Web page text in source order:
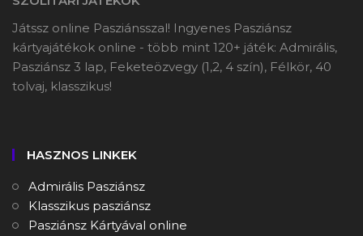
Játssz online Pasziánsszal! Ingyenes Pasziánsz
kártyajátékok online - több mint 120+ játék: Admirális,
Pasziánsz 3 lap, Feketeözvegy (1,2, 4 szín), Félkör, 40
tolvaj, klasszikus!
HASZNOS LINKEK
Admirális Pasziánsz
Klasszikus pasziánsz
Pasziánsz Kártyával online